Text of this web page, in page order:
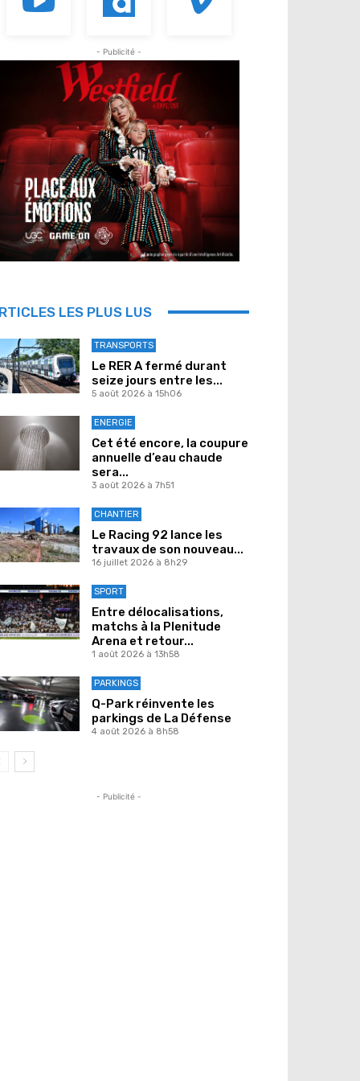
- Publicité -
LES PLUS LUS
TRANSPORTS
Le RER A fermé durant
seize jours entre les...
5 août 2026 à 15h06
ENERGIE
Cet été encore, la coupure
annuelle d’eau chaude
sera...
3 août 2026 à 7h51
CHANTIER
Le Racing 92 lance les
travaux de son nouveau...
16 juillet 2026 à 8h29
SPORT
Entre délocalisations,
matchs à la Plenitude
Arena et retour...
1 août 2026 à 13h58
PARKINGS
Q-Park réinvente les
parkings de La Défense
4 août 2026 à 8h58
- Publicité -